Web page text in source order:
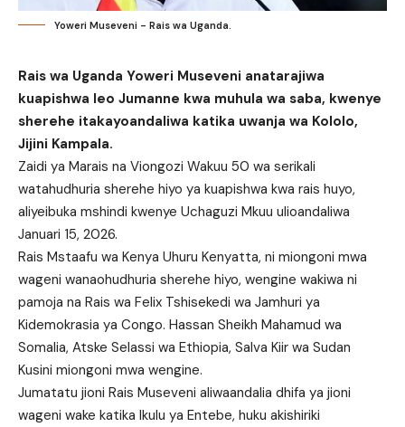
Yoweri Museveni - Rais wa Uganda.
Rais wa Uganda Yoweri Museveni anatarajiwa
kuapishwa leo Jumanne kwa muhula wa saba, kwenye
sherehe itakayoandaliwa katika uwanja wa Kololo,
Jijini Kampala.
Zaidi ya Marais na Viongozi Wakuu 50 wa serikali
watahudhuria sherehe hiyo ya kuapishwa kwa rais huyo,
aliyeibuka mshindi kwenye Uchaguzi Mkuu ulioandaliwa
Januari 15, 2026.
Rais Mstaafu wa Kenya Uhuru Kenyatta, ni miongoni mwa
wageni wanaohudhuria sherehe hiyo, wengine wakiwa ni
pamoja na Rais wa Felix Tshisekedi wa Jamhuri ya
Kidemokrasia ya Congo. Hassan Sheikh Mahamud wa
Somalia, Atske Selassi wa Ethiopia, Salva Kiir wa Sudan
Kusini miongoni mwa wengine.
Jumatatu jioni Rais Museveni aliwaandalia dhifa ya jioni
wageni wake katika Ikulu ya Entebe, huku akishiriki